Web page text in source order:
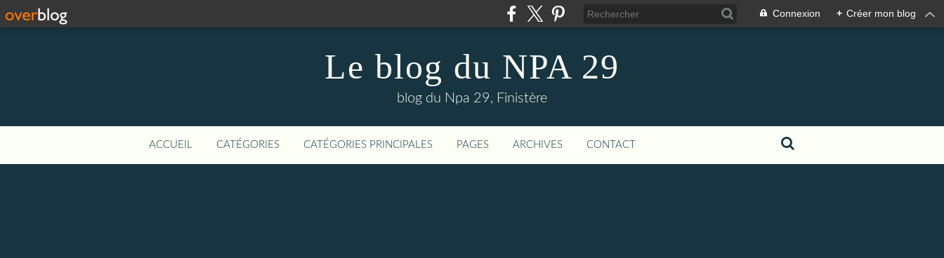
Connexion + Créer mon blog
Le blog du NPA 29
blog du Npa 29, Finistère
ACCUEIL CATÉGORIES CATÉGORIES PRINCIPALES PAGES ARCHIVES CONTACT